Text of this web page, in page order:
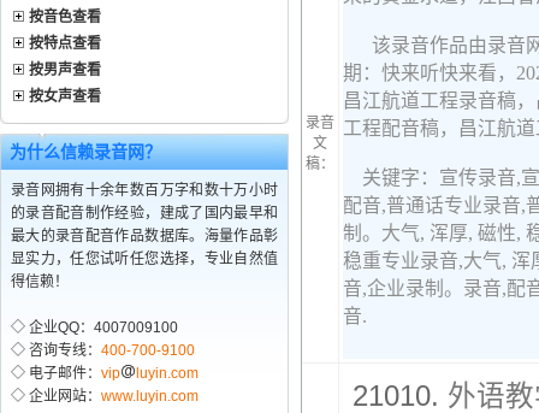
按音色查看
按特点查看
按男声查看
按女声查看
为什么信赖录音网？
录音网拥有十余年数百万字和数十万小时
的录音配音制作经验，建成了国内最早和
最大的录音配音作品数据库。海量作品彰
显实力，任您试听任您选择，专业自然值
得信赖！
◇ 企业QQ：4007009100
◇ 咨询专线： 400-700-9100
◇ 电子邮件： vip
luyin.com
◇ 企业网站： www.luyin.com
录音
文
稿：
21010. 外语